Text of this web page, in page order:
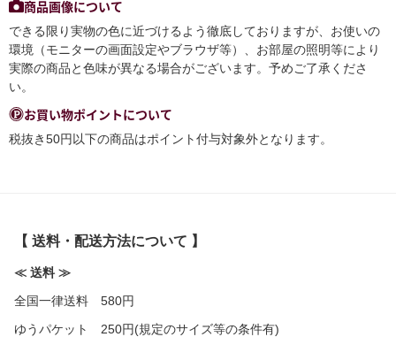
商品画像について
できる限り実物の色に近づけるよう徹底しておりますが、お使いの
環境（モニターの画面設定やブラウザ等）、お部屋の照明等により
実際の商品と色味が異なる場合がございます。予めご了承くださ
い。
お買い物ポイントについて
税抜き50円以下の商品はポイント付与対象外となります。
【 送料・配送方法について 】
≪ 送料 ≫
全国一律送料 580円
ゆうパケット 250円(規定のサイズ等の条件有)